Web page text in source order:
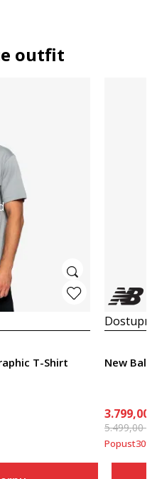
outfit
Reimagined Graphic T-Shirt New
3.799,00
5.499,00
Popust30%